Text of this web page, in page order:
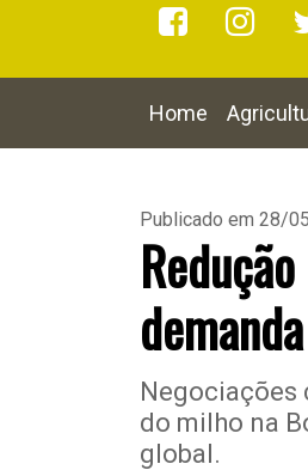
Home
Publicado em 28/
Negociações
do milho na
global.